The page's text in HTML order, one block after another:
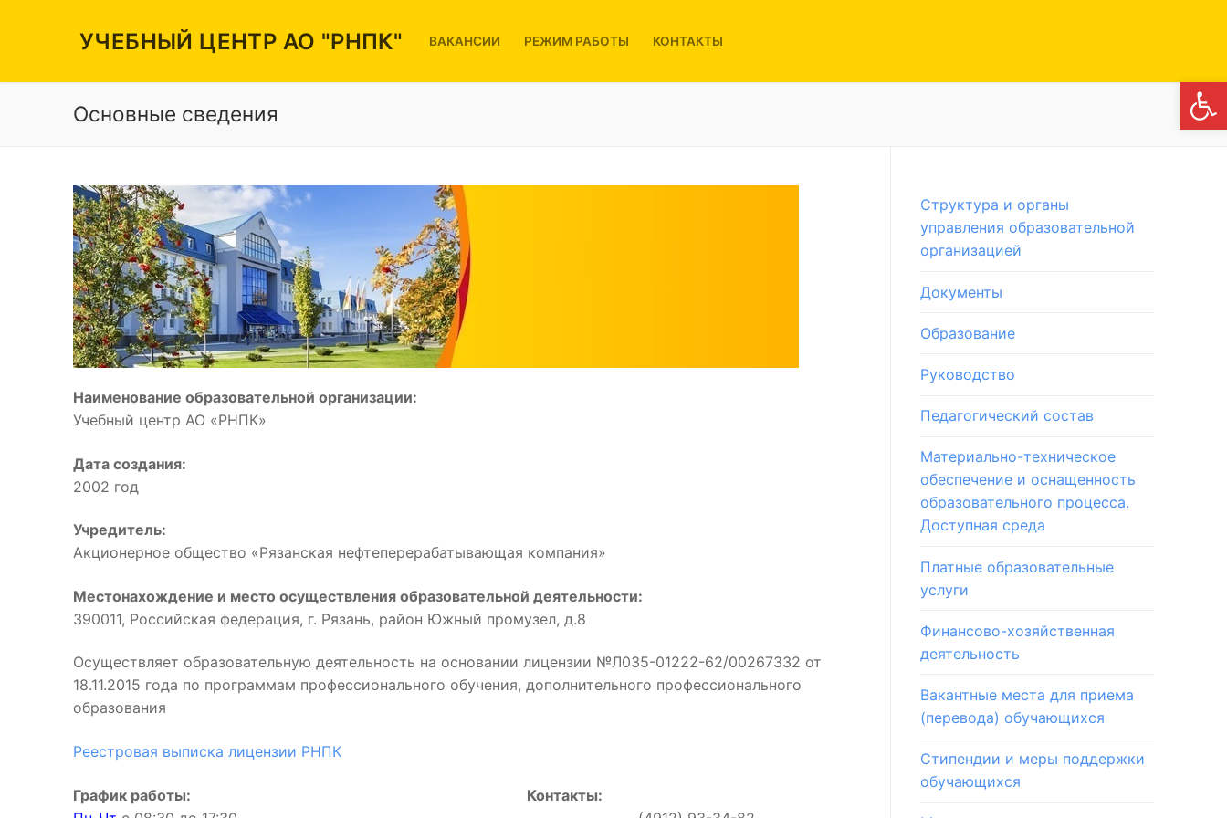
УЧЕБНЫЙ ЦЕНТР АО "РНПК" ВАКАНСИИ РЕЖИМ РАБОТЫ КОНТАКТЫ
Вакансии
Режим работы
Контакты
Основные сведения
Наименование образовательной организации:
Учебный центр АО «РНПК»
Дата создания:
2002 год
Учредитель:
Акционерное общество «Рязанская нефтеперерабатывающая компания»
Местонахождение и место осуществления образовательной деятельности:
390011, Российская федерация, г. Рязань, район Южный промузел, д.8
Осуществляет образовательную деятельность на основании лицензии №Л035-01222-62/00267332 от
18.11.2015 года по программам профессионального обучения, дополнительного профессионального
образования
Реестровая выписка лицензии РНПК
График работы: Контакты:
Структура и органы
управления образовательной
организацией
Документы
Образование
Руководство
Педагогический состав
Материально-техническое
обеспечение и оснащенность
образовательного процесса.
Доступная среда
Платные образовательные
услуги
Финансово-хозяйственная
деятельность
Вакантные места для приема
(перевода) обучающихся
Стипендии и меры поддержки
обучающихся